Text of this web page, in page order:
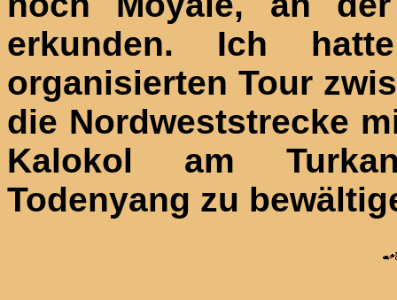
erkunden. Ich
organisierten Tour
die Nordweststrecke
Kalokol am
Todenyang zu